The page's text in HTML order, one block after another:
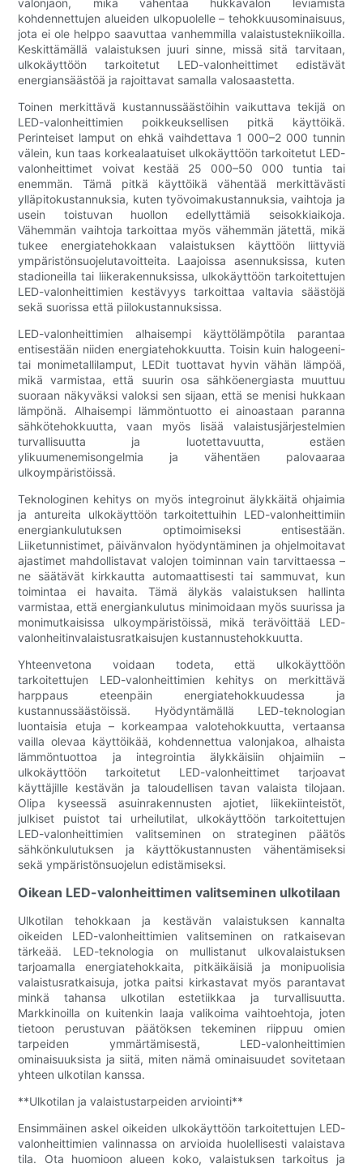
kohdennettujen alueiden ulkopuolelle – tehokkuusominaisuus,
jota ei ole helppo saavuttaa vanhemmilla valaistustekniikoilla.
Keskittämällä valaistuksen juuri sinne, missä sitä tarvitaan,
ulkokäyttöön tarkoitetut LED-valonheittimet edistävät
energiansäästöä ja rajoittavat samalla valosaastetta.
Toinen merkittävä kustannussäästöihin vaikuttava tekijä on
LED-valonheittimien poikkeuksellisen pitkä käyttöikä.
Perinteiset lamput on ehkä vaihdettava 1 000–2 000 tunnin
välein, kun taas korkealaatuiset ulkokäyttöön tarkoitetut LED-
valonheittimet voivat kestää 25 000–50 000 tuntia tai
enemmän. Tämä pitkä käyttöikä vähentää merkittävästi
ylläpitokustannuksia, kuten työvoimakustannuksia, vaihtoja ja
usein toistuvan huollon edellyttämiä seisokkiaikoja.
Vähemmän vaihtoja tarkoittaa myös vähemmän jätettä, mikä
tukee energiatehokkaan valaistuksen käyttöön liittyviä
ympäristönsuojelutavoitteita. Laajoissa asennuksissa, kuten
stadioneilla tai liikerakennuksissa, ulkokäyttöön tarkoitettujen
LED-valonheittimien kestävyys tarkoittaa valtavia säästöjä
sekä suorissa että piilokustannuksissa.
LED-valonheittimien alhaisempi käyttölämpötila parantaa
entisestään niiden energiatehokkuutta. Toisin kuin halogeeni-
tai monimetallilamput, LEDit tuottavat hyvin vähän lämpöä,
mikä varmistaa, että suurin osa sähköenergiasta muuttuu
suoraan näkyväksi valoksi sen sijaan, että se menisi hukkaan
lämpönä. Alhaisempi lämmöntuotto ei ainoastaan ​​paranna
sähkötehokkuutta, vaan myös lisää valaistusjärjestelmien
turvallisuutta ja luotettavuutta, estäen
ylikuumenemisongelmia ja vähentäen palovaaraa
ulkoympäristöissä.
Teknologinen kehitys on myös integroinut älykkäitä ohjaimia
ja antureita ulkokäyttöön tarkoitettuihin LED-valonheittimiin
energiankulutuksen optimoimiseksi entisestään.
Liiketunnistimet, päivänvalon hyödyntäminen ja ohjelmoitavat
ajastimet mahdollistavat valojen toiminnan vain tarvittaessa –
ne säätävät kirkkautta automaattisesti tai sammuvat, kun
toimintaa ei havaita. Tämä älykäs valaistuksen hallinta
varmistaa, että energiankulutus minimoidaan myös suurissa ja
monimutkaisissa ulkoympäristöissä, mikä terävöittää LED-
valonheitinvalaistusratkaisujen kustannustehokkuutta.
Yhteenvetona voidaan todeta, että ulkokäyttöön
tarkoitettujen LED-valonheittimien kehitys on merkittävä
harppaus eteenpäin energiatehokkuudessa ja
kustannussäästöissä. Hyödyntämällä LED-teknologian
luontaisia ​​etuja – korkeampaa valotehokkuutta, vertaansa
vailla olevaa käyttöikää, kohdennettua valonjakoa, alhaista
lämmöntuottoa ja integrointia älykkäisiin ohjaimiin –
ulkokäyttöön tarkoitetut LED-valonheittimet tarjoavat
käyttäjille kestävän ja taloudellisen tavan valaista tilojaan.
Olipa kyseessä asuinrakennusten ajotiet, liikekiinteistöt,
julkiset puistot tai urheilutilat, ulkokäyttöön tarkoitettujen
LED-valonheittimien valitseminen on strateginen päätös
sähkönkulutuksen ja käyttökustannusten vähentämiseksi
sekä ympäristönsuojelun edistämiseksi.
Oikean LED-valonheittimen valitseminen ulkotilaan
Ulkotilan tehokkaan ja kestävän valaistuksen kannalta
oikeiden LED-valonheittimien valitseminen on ratkaisevan
tärkeää. LED-teknologia on mullistanut ulkovalaistuksen
tarjoamalla energiatehokkaita, pitkäikäisiä ja monipuolisia
valaistusratkaisuja, jotka paitsi kirkastavat myös parantavat
minkä tahansa ulkotilan estetiikkaa ja turvallisuutta.
Markkinoilla on kuitenkin laaja valikoima vaihtoehtoja, joten
tietoon perustuvan päätöksen tekeminen riippuu omien
tarpeiden ymmärtämisestä, LED-valonheittimien
ominaisuuksista ja siitä, miten nämä ominaisuudet sovitetaan
yhteen ulkotilan kanssa.
**Ulkotilan ja valaistustarpeiden arviointi**
Ensimmäinen askel oikeiden ulkokäyttöön tarkoitettujen LED-
valonheittimien valinnassa on arvioida huolellisesti valaistava
tila. Ota huomioon alueen koko, valaistuksen tarkoitus ja